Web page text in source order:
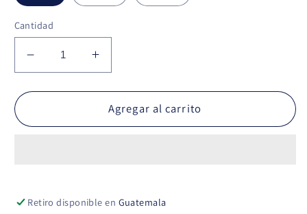
Cantidad
Reducir
cantidad
para
de
Aumentar
cantidad
para
Metabisulfito
de
Agregar al carrito
Retiro disponible en Guatemala